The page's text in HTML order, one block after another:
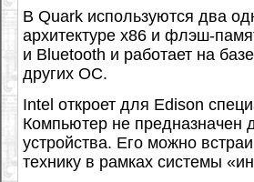
В Quark используются два
архитектуре x86 и флэш-
и Bluetooth и работает на
других ОС.
Intel откроет для Edison
Компьютер не предназначен
устройства. Его можно
технику в рамках системы